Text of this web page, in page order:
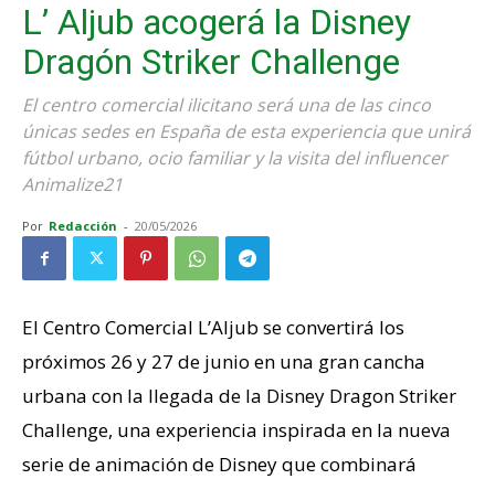
L’ Aljub acogerá la Disney
Dragón Striker Challenge
El centro comercial ilicitano será una de las cinco
únicas sedes en España de esta experiencia que unirá
fútbol urbano, ocio familiar y la visita del influencer
Animalize21
Por Redacción - 20/05/2026
El Centro Comercial L’Aljub se convertirá los
próximos 26 y 27 de junio en una gran cancha
urbana con la llegada de la Disney Dragon Striker
Challenge, una experiencia inspirada en la nueva
serie de animación de Disney que combinará